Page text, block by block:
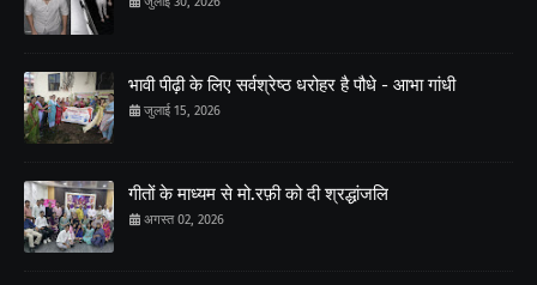
भावी पीढ़ी के लिए सर्वश्रेष्ठ धरोहर है पौधे - आभा गांधी
जुलाई 15, 2026
गीतों के माध्यम से मो.रफ़ी को दी श्रद्धांजलि
अगस्त 02, 2026